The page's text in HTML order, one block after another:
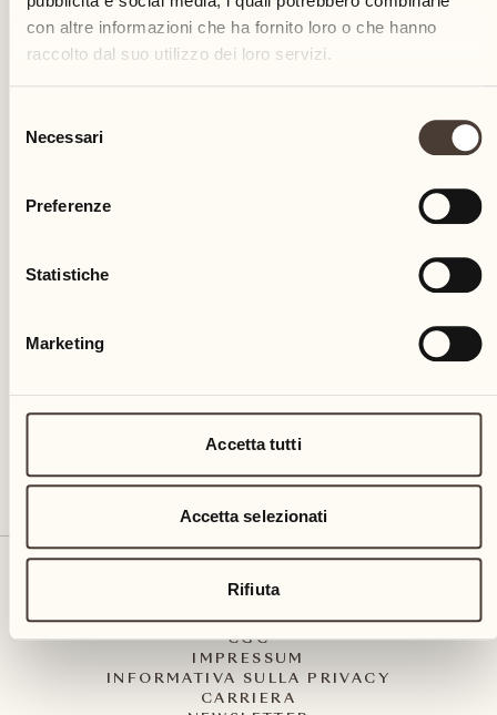
con altre informazioni che ha fornito loro o che hanno
raccolto dal suo utilizzo dei loro servizi.
delNecessari
Preferenze
Statistiche
Marketing
Accetta tutti
Accetta selezionati
Rifiuta
lavorazione dei campi, viticoltura, frutticoltura,
allevamento di mucche, polli, e maiali
Castello del Sole Beach Resort & SPA
PRESS MEDIA
INTEGRITY-LINE
CGC
IMPRESSUM
INFORMATIVA SULLA PRIVACY
CARRIERA